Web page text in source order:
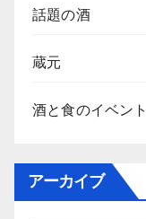
話題の酒
蔵元
酒と食のイベント
アーカイブ